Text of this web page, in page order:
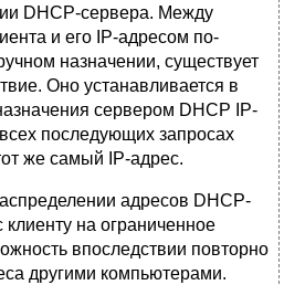
DHCP-сервера. Между
и его IP-адресом по-
назначении, существует
Оно устанавливается в
сервером DHCP IP-
последующих запросах
же самый IP-адрес.
адресов DHCP-
на ограниченное
впоследствии повторно
другими компьютерами.